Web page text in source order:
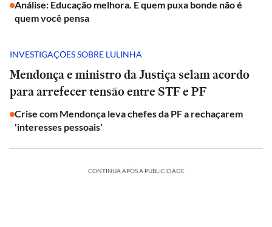
Análise: Educação melhora. E quem puxa bonde não é
quem você pensa
INVESTIGAÇÕES SOBRE LULINHA
Mendonça e ministro da Justiça selam acordo
para arrefecer tensão entre STF e PF
Crise com Mendonça leva chefes da PF a rechaçarem
'interesses pessoais'
CONTINUA APÓS A PUBLICIDADE